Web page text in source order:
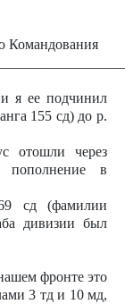
Командования
я ее подчинил
155 сд) до р.
отошли через
в
сд (фамилии
дивизии был
фронте это
3 тд и 10 мд,